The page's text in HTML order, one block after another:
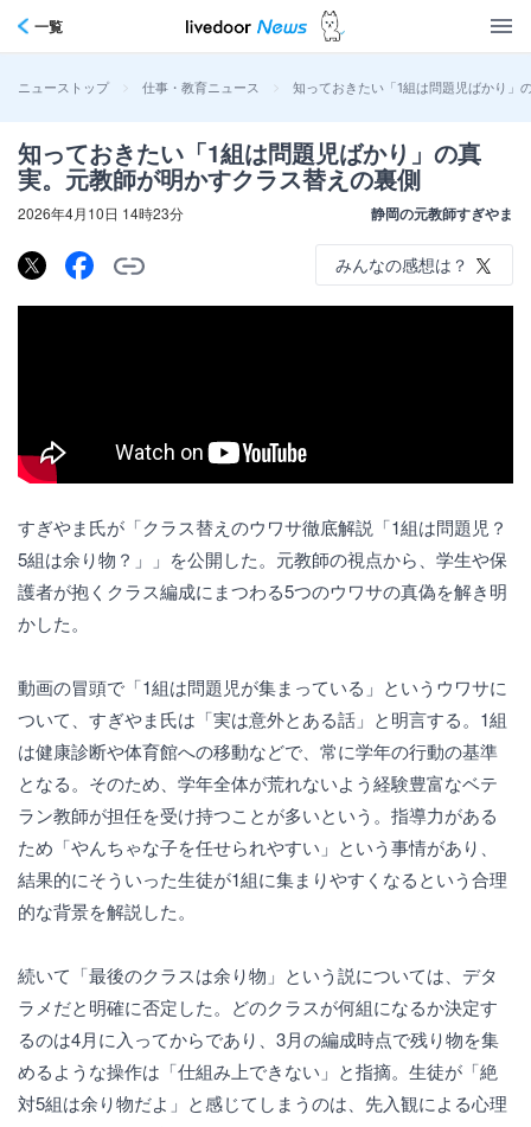
一覧
ニューストップ > 仕事・教育ニュース > 知っておきたい「1組は問題児ばかり」
知っておきたい「1組は問題児ばかり」の真
実。元教師が明かすクラス替えの裏側
2026年4月10日 14時23分 静岡の元教師すぎやま
みんなの感想は？
すぎやま氏が「クラス替えのウワサ徹底解説「1組は問題児？
5組は余り物？」」を公開した。元教師の視点から、学生や保
護者が抱くクラス編成にまつわる5つのウワサの真偽を解き明
かした。
動画の冒頭で「1組は問題児が集まっている」というウワサに
ついて、すぎやま氏は「実は意外とある話」と明言する。1組
は健康診断や体育館への移動などで、常に学年の行動の基準
となる。そのため、学年全体が荒れないよう経験豊富なベテ
ラン教師が担任を受け持つことが多いという。指導力がある
ため「やんちゃな子を任せられやすい」という事情があり、
結果的にそういった生徒が1組に集まりやすくなるという合理
的な背景を解説した。
続いて「最後のクラスは余り物」という説については、デタ
ラメだと明確に否定した。どのクラスが何組になるか決定す
るのは4月に入ってからであり、3月の編成時点で残り物を集
めるような操作は「仕組み上できない」と指摘。生徒が「絶
対5組は余り物だよ」と感じてしまうのは、先入観による心理